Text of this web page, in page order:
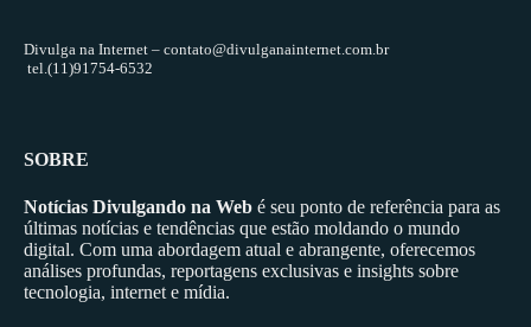
Divulga na Internet – contato@divulganainternet.com.br
tel.(11)91754-6532
SOBRE
Notícias Divulgando na Web é seu ponto de referência para as
últimas notícias e tendências que estão moldando o mundo
digital. Com uma abordagem atual e abrangente, oferecemos
análises profundas, reportagens exclusivas e insights sobre
tecnologia, internet e mídia.